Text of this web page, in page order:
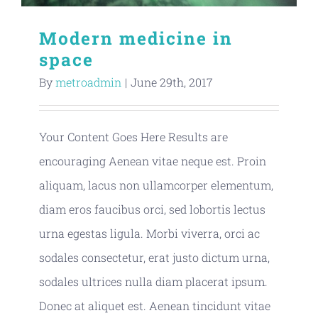
Modern medicine in
space
Bymetroadmin | June 29th, 2017
Your Content Goes Here Results are
encouraging Aenean vitae neque est. Proin
aliquam, lacus non ullamcorper elementum,
diam eros faucibus orci, sed lobortis lectus
urna egestas ligula. Morbi viverra, orci ac
sodales consectetur, erat justo dictum urna,
sodales ultrices nulla diam placerat ipsum.
Donec at aliquet est. Aenean tincidunt vitae